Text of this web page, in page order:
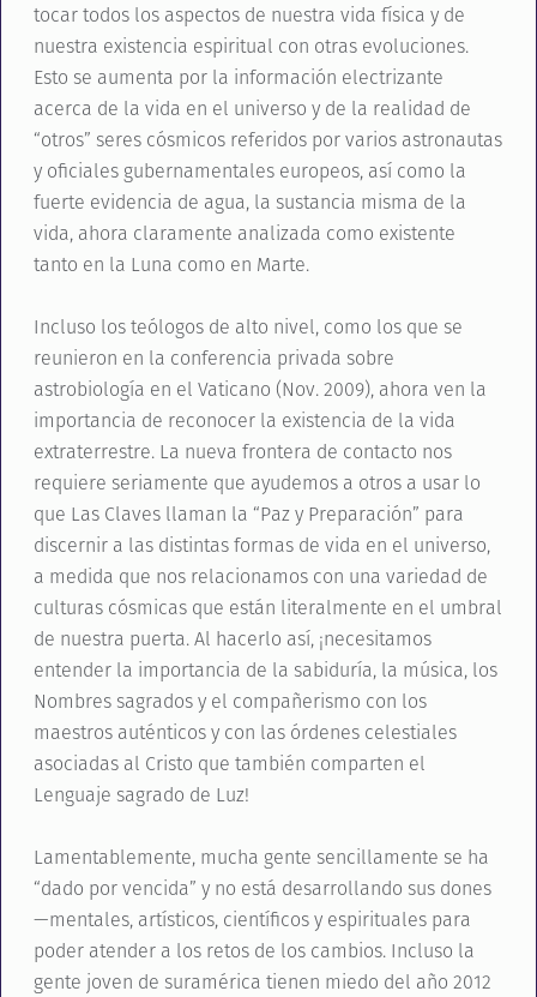
tocar todos los aspectos de nuestra vida física y de
nuestra existencia espiritual con otras evoluciones.
Esto se aumenta por la información electrizante
acerca de la vida en el universo y de la realidad de
“otros” seres cósmicos referidos por varios astronautas
y oficiales gubernamentales europeos, así como la
fuerte evidencia de agua, la sustancia misma de la
vida, ahora claramente analizada como existente
tanto en la Luna como en Marte.
Incluso los teólogos de alto nivel, como los que se
reunieron en la conferencia privada sobre
astrobiología en el Vaticano (Nov. 2009), ahora ven la
importancia de reconocer la existencia de la vida
extraterrestre. La nueva frontera de contacto nos
requiere seriamente que ayudemos a otros a usar lo
que Las Claves llaman la “Paz y Preparación” para
discernir a las distintas formas de vida en el universo,
a medida que nos relacionamos con una variedad de
culturas cósmicas que están literalmente en el umbral
de nuestra puerta. Al hacerlo así, ¡necesitamos
entender la importancia de la sabiduría, la música, los
Nombres sagrados y el compañerismo con los
maestros auténticos y con las órdenes celestiales
asociadas al Cristo que también comparten el
Lenguaje sagrado de Luz!
Lamentablemente, mucha gente sencillamente se ha
“dado por vencida” y no está desarrollando sus dones
—mentales, artísticos, científicos y espirituales para
poder atender a los retos de los cambios. Incluso la
gente joven de suramérica tienen miedo del año 2012